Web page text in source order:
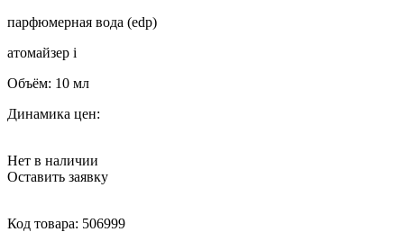
парфюмерная вода (edp)
атомайзер i
Объём: 10 мл
Динамика цен:
Нет в наличии
Оставить заявку
Код товара: 506999